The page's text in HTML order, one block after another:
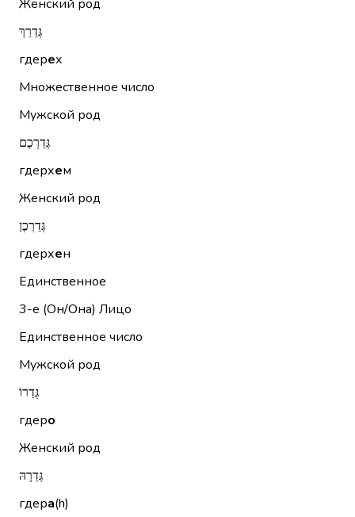
Женский род
גְּדֵרֵךְ
гдерех
Множественное число
Мужской род
גְּדֵרְכֶם
гдерхем
Женский род
גְּדֵרְכֶן
гдерхен
Единственное
3-е (Он/Она) Лицо
Единственное число
Мужской род
גְּדֵרוֹ
гдеро
Женский род
גְּדֵרָהּ
гдера(h)